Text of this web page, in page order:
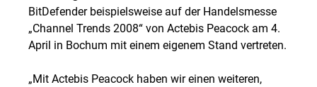
BitDefender beispielsweise auf der Handelsmesse
„Channel Trends 2008“ von Actebis Peacock am 4.
April in Bochum mit einem eigenem Stand vertreten.
„Mit Actebis Peacock haben wir einen weiteren,